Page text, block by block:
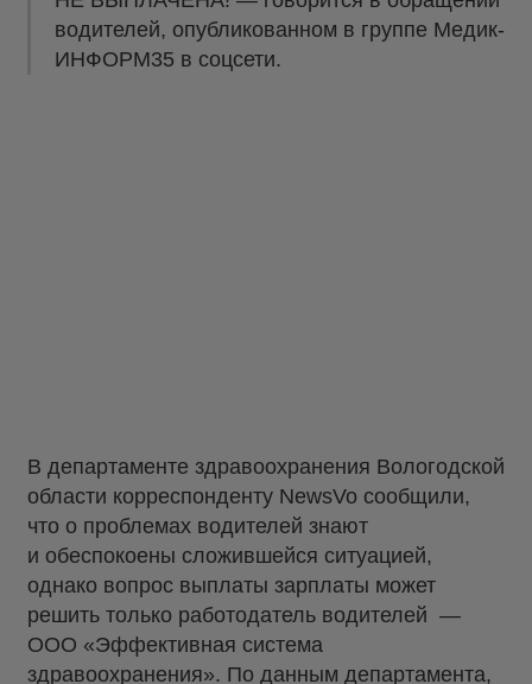
водителей, опубликованном в группе Медик-
ИНФОРМ35 в соцсети.
В департаменте здравоохранения Вологодской
области корреспонденту NewsVo сообщили,
что о проблемах водителей знают
и обеспокоены сложившейся ситуацией,
однако вопрос выплаты зарплаты может
решить только работодатель водителей —
ООО «Эффективная система
здравоохранения». По данным департамента,